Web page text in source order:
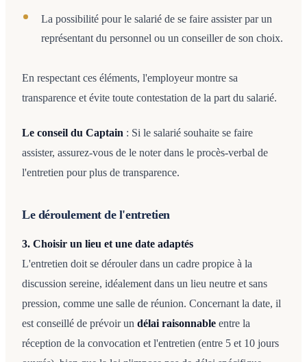
La possibilité pour le salarié de se faire assister par un
représentant du personnel ou un conseiller de son choix.
En respectant ces éléments, l'employeur montre sa
transparence et évite toute contestation de la part du salarié.
Le conseil du Captain : Si le salarié souhaite se faire
assister, assurez-vous de le noter dans le procès-verbal de
l'entretien pour plus de transparence.
Le déroulement de l'entretien
3. Choisir un lieu et une date adaptés
L'entretien doit se dérouler dans un cadre propice à la
discussion sereine, idéalement dans un lieu neutre et sans
pression, comme une salle de réunion. Concernant la date, il
est conseillé de prévoir un délai raisonnable entre la
réception de la convocation et l'entretien (entre 5 et 10 jours